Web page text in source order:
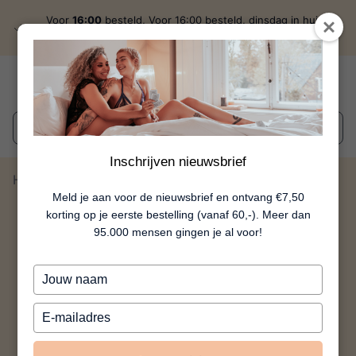
Inschrijven nieuwsbrief
Meld je aan voor de nieuwsbrief en ontvang €7,50
korting op je eerste bestelling (vanaf 60,-). Meer dan
95.000 mensen gingen je al voor!
Typ
je
naam
Typ
je
e-
Voor16:00 besteld, Voor 16:00 besteld, dinsdag in huis
Wat zoek je?
Home